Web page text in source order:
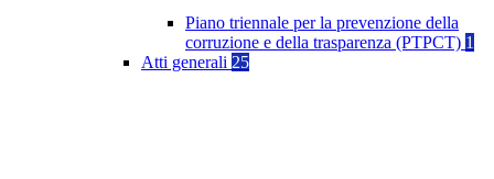
Piano triennale per la prevenzione della
corruzione e della trasparenza (PTPCT) 1
Atti generali 25